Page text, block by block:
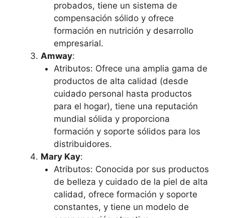
probados, tiene un sistema de
compensación sólido y ofrece
formación en nutrición y desarrollo
empresarial.
Amway:
Atributos: Ofrece una amplia gama de
productos de alta calidad (desde
cuidado personal hasta productos
para el hogar), tiene una reputación
mundial sólida y proporciona
formación y soporte sólidos para los
distribuidores.
Mary Kay:
Atributos: Conocida por sus productos
de belleza y cuidado de la piel de alta
calidad, ofrece formación y soporte
constantes, y tiene un modelo de